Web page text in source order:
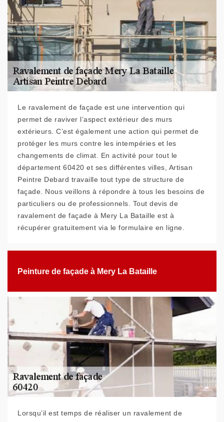
Le ravalement de façade est une intervention qui
permet de raviver l’aspect extérieur des murs
extérieurs. C’est également une action qui permet de
protéger les murs contre les intempéries et les
changements de climat. En activité pour tout le
département 60420 et ses différentes villes, Artisan
Peintre Debard travaille tout type de structure de
façade. Nous veillons à répondre à tous les besoins de
particuliers ou de professionnels. Tout devis de
ravalement de façade à Mery La Bataille est à
récupérer gratuitement via le formulaire en ligne.
Peinture de façade à Mery La Bataille
Lorsqu’il est temps de réaliser un ravalement de